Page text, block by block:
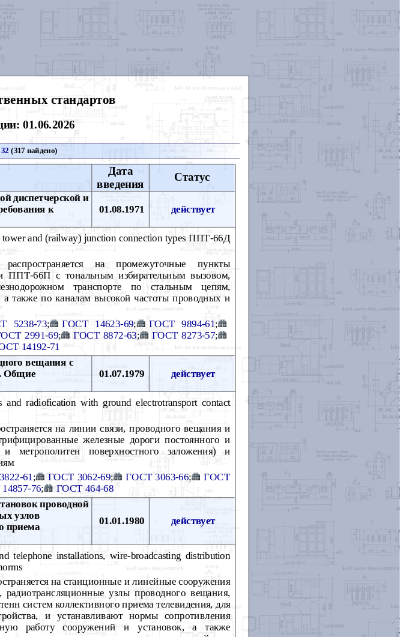
стандартов
01.06.2026
32 (317 найдено)
Дата
введения
Статус
диспетчерской и
к
01.08.1971 действует
tower and (railway) junction connection types ППТ-66Д
на промежуточные пункты
ППТ-66П с тональным избирательным вызовом,
транспорте по стальным цепям,
также по каналам высокой частоты проводных и
5238-73; ГОСТ 14623-69; ГОСТ 9894-61;
2991-69; ГОСТ 8872-63; ГОСТ 8273-57;
14192-71
вещания с
Общие
01.07.1979 действует
radiofication with ground electrotransport contact
на линии связи, проводного вещания и
железные дороги постоянного и
метрополитен поверхностного заложения) и
61 ; ГОСТ 3062-69; ГОСТ 3063-66;
ГОСТ
76;
ГОСТ 464-68
проводной
узлов
приема
01.01.1980 действует
telephone installations, wire-broadcasting distribution
на станционные и линейные сооружения
узлы проводного вещания,
систем коллективного приема телевидения, для
и устанавливают нормы сопротивления
работу сооружений и установок, а также